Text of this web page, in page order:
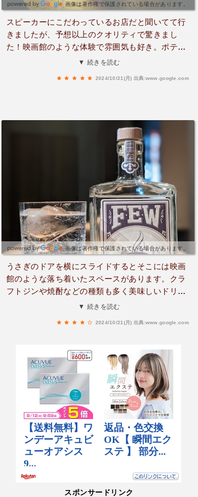
画像は著作権で保護されている場合があります。
スピーカーにこだわっているお店だと聞いてて行
きましたが、予想以上のクオリティで驚きまし
た！映画館のような体験で雰囲気も好き。ポテト
とポップコーンの味が10種類くらいあったのが嬉
▼ 続きを読む
2024/10/21(月) 出典:www.google.com
画像は著作権で保護されている場合があります。
うさぎのドアを横にスライドするとそこには映画
館のような落ち着いたスペースがあります。クラ
フトジンや焼酎などの種類も多く美味しいドリン
クが味わえました。またミュージックバーだけあ
▼ 続きを読む
2024/10/21(月) 出典:www.google.com
スポンサードリンク